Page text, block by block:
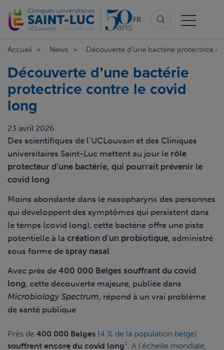
au
contenu
FR
Accueil News Découverte d’une bactérie protectrice
Découverte d’une bactérie
protectrice contre le covid
long
23 avril 2026
Des scientifiques de l’UCLouvain et des Cliniques
universitaires Saint-Luc mettent au jour le rôle
protecteur d’une bactérie, qui pourrait prévenir le
covid long
Moins abondante dans le nasopharynx des personnes
qui développent des symptômes qui persistent dans
le temps (covid long), cette bactérie offre une piste
potentielle à la création d’un probiotique, administré
sous forme de spray nasal
Avec près de 400 000 Belges souffrant du covid
long, cette découverte majeure, publiée dans
Microbiology Spectrum, répond à un vrai problème
de santé publique
Près de 400 000 Belges (4 % de la population belge)
souffrent encore du covid long¹ . A l’échelle mondiale